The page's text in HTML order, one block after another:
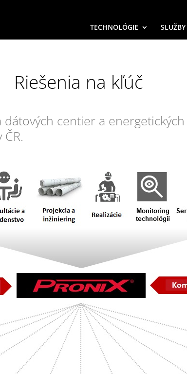
TECHNOLÓGIE SLUŽBY
Riešenia na kľúč
centier a